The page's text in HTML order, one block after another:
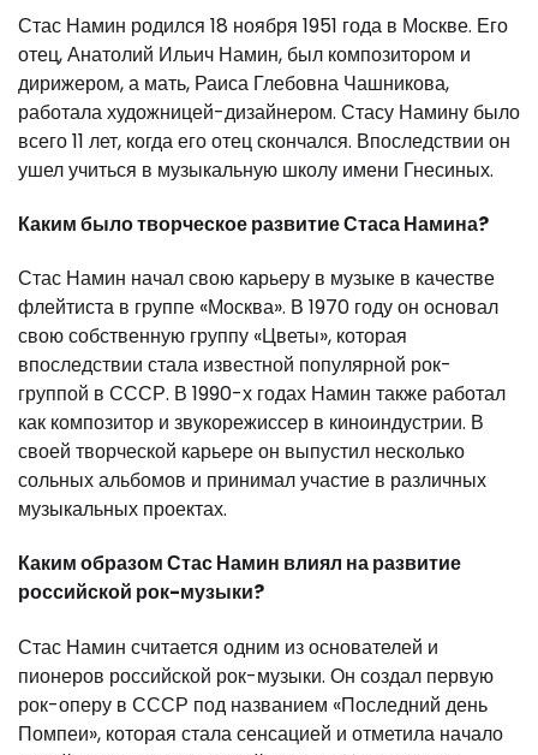
Стас Намин родился 18 ноября 1951 года в Москве. Его
отец, Анатолий Ильич Намин, был композитором и
дирижером, а мать, Раиса Глебовна Чашникова,
работала художницей-дизайнером. Стасу Намину было
всего 11 лет, когда его отец скончался. Впоследствии он
ушел учиться в музыкальную школу имени Гнесиных.
Каким было творческое развитие Стаса Намина?
Стас Намин начал свою карьеру в музыке в качестве
флейтиста в группе «Москва». В 1970 году он основал
свою собственную группу «Цветы», которая
впоследствии стала известной популярной рок-
группой в СССР. В 1990-х годах Намин также работал
как композитор и звукорежиссер в киноиндустрии. В
своей творческой карьере он выпустил несколько
сольных альбомов и принимал участие в различных
музыкальных проектах.
Каким образом Стас Намин влиял на развитие
российской рок-музыки?
Стас Намин считается одним из основателей и
пионеров российской рок-музыки. Он создал первую
рок-оперу в СССР под названием «Последний день
Помпеи», которая стала сенсацией и отметила начало